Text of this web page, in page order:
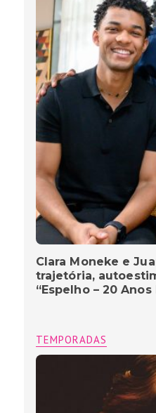
Clara Moneke e
trajetória,
“Espelho – 20 Anos
TEMPORADAS